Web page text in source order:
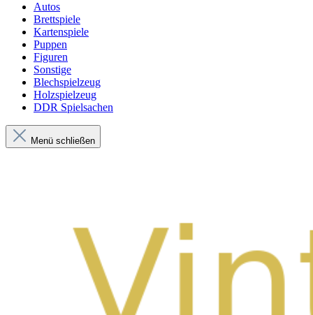
Autos
Brettspiele
Kartenspiele
Puppen
Figuren
Sonstige
Blechspielzeug
Holzspielzeug
DDR Spielsachen
Menü schließen